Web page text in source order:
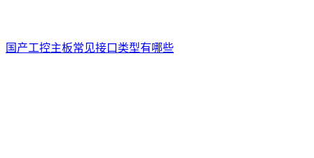
国产工控主板常见接口类型有哪些